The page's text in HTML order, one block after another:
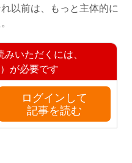
以前は、もっと主体的に
いただくには、
が必要です
ログインして
記事を読む